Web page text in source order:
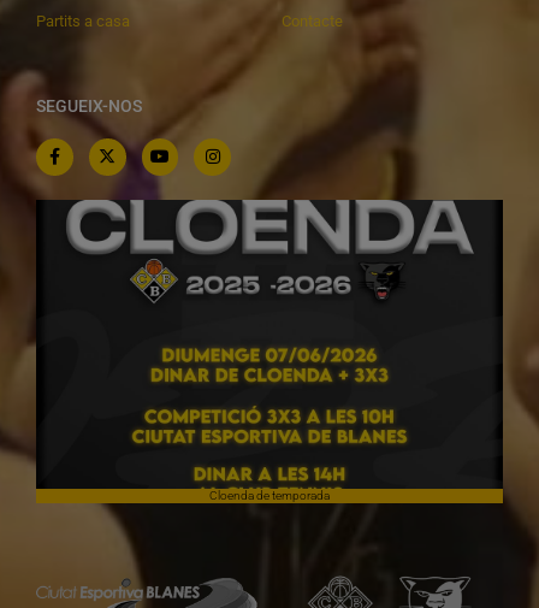
Partits a casa
Contacte
SEGUEIX-NOS
Cloenda de temporada